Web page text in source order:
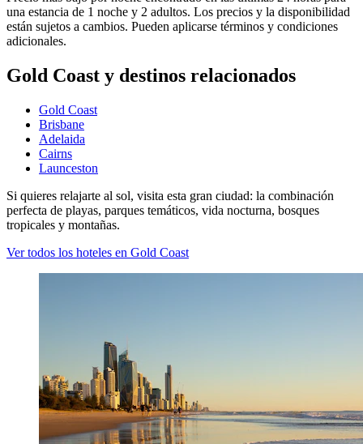
una estancia de 1 noche y 2 adultos. Los precios y la disponibilidad
están sujetos a cambios. Pueden aplicarse términos y condiciones
adicionales.
Gold Coast y destinos relacionados
Gold Coast
Brisbane
Adelaida
Cairns
Launceston
Si quieres relajarte al sol, visita esta gran ciudad: la combinación
perfecta de playas, parques temáticos, vida nocturna, bosques
tropicales y montañas.
Ver todos los hoteles en Gold Coast